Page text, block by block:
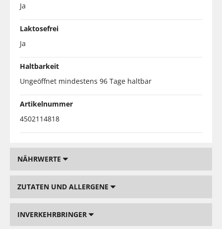
Ja
Laktosefrei
Ja
Haltbarkeit
Ungeöffnet mindestens 96 Tage haltbar
Artikelnummer
4502114818
NÄHRWERTE
ZUTATEN UND ALLERGENE
INVERKEHRBRINGER